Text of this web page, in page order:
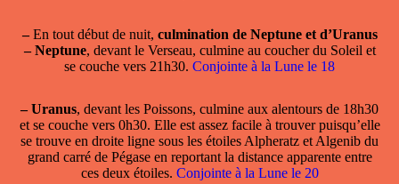
–En tout début de nuit, culmination de Neptune et d’Uranus
– Neptune, devant le Verseau, culmine au coucher du Soleil et
se couche vers 21h30. Conjointe à la Lune le 18
– Uranus, devant les Poissons, culmine aux alentours de 18h30
et se couche vers 0h30. Elle est assez facile à trouver puisqu’elle
se trouve en droite ligne sous les étoiles Alpheratz et Algenib du
grand carré de Pégase en reportant la distance apparente entre
ces deux étoiles. Conjointe à la Lune le 20